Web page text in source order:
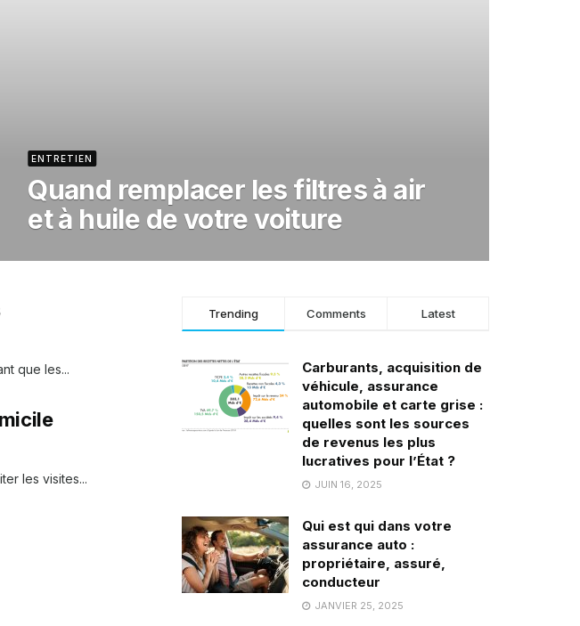
ENTRETIEN
Quand remplacer les filtres à air
et à huile de votre voiture
que les...
les visites...
Trending Comments Latest
Carburants, acquisition de
véhicule, assurance
automobile et carte grise :
quelles sont les sources
de revenus les plus
lucratives pour l’État ?
JUIN 16, 2025
Qui est qui dans votre
assurance auto :
propriétaire, assuré,
conducteur
JANVIER 25, 2025